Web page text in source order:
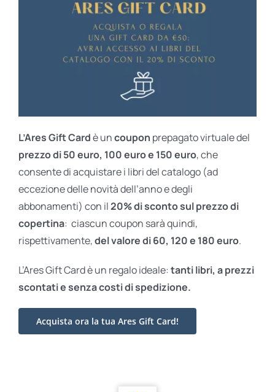
L’Ares Gift Cardè uncoupon prepagato virtuale del
prezzo di 50 euro, 100 euro e 150 euro, che
consente di acquistare i libri del catalogo (ad
eccezione delle novità dell’anno e degli
abbonamenti) con il20% di sconto sul prezzo di
copertina: ciascun coupon sarà quindi,
rispettivamente,del valore di 60, 120 e 180 euro.
L’Ares Gift Card è un regalo ideale: tanti libri, a prezzi
scontati esenza costi di spedizione.
Acquista ora la tua Ares Gift Card!